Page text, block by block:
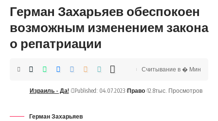
Герман Захарьяев обеспокоен
возможным изменением закона
о репатриации
Израиль - Да! Published: 04.07.2023 Право 12.8тыс. Просмотров
Считывание в � Мин
Герман Захарьяев